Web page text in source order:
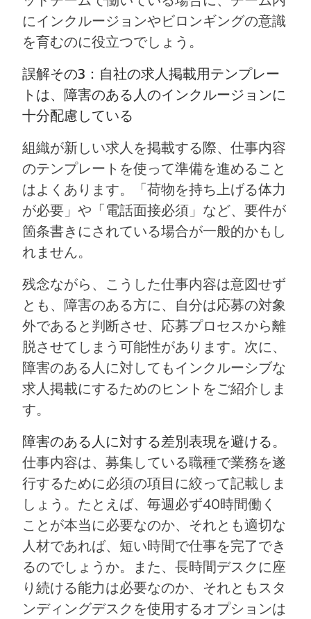
にインクルージョンやビロンギングの意識
を育むのに役立つでしょう。
誤解その3：自社の求人掲載用テンプレー
トは、障害のある人のインクルージョンに
十分配慮している
組織が新しい求人を掲載する際、仕事内容
のテンプレートを使って準備を進めること
はよくあります。「荷物を持ち上げる体力
が必要」や「電話面接必須」など、要件が
箇条書きにされている場合が一般的かもし
れません。
残念ながら、こうした仕事内容は意図せず
とも、障害のある方に、自分は応募の対象
外であると判断させ、応募プロセスから離
脱させてしまう可能性があります。次に、
障害のある人に対してもインクルーシブな
求人掲載にするためのヒントをご紹介しま
す。
障害のある人に対する差別表現を避ける。
仕事内容は、募集している職種で業務を遂
行するために必須の項目に絞って記載しま
しょう。たとえば、毎週必ず40時間働く
ことが本当に必要なのか、それとも適切な
人材であれば、短い時間で仕事を完了でき
るのでしょうか。また、長時間デスクに座
り続ける能力は必要なのか、それともスタ
ンディングデスクを使用するオプションは